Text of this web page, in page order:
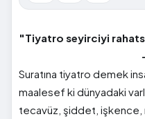
"Tiyatro seyirciyi
Suratına tiyatro demek
maalesef ki dünyadaki
tecavüz, şiddet, işkence,